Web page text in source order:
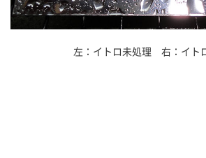
左：イトロ未処理 右：イト